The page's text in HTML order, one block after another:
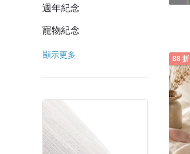
週年紀念
寵物紀念
顯示更多 88 折